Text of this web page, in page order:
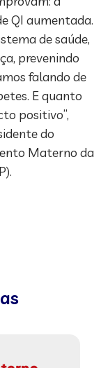
QI aumentada.
de saúde,
prevenindo
falando de
E quanto
positivo”,
do
Materno da